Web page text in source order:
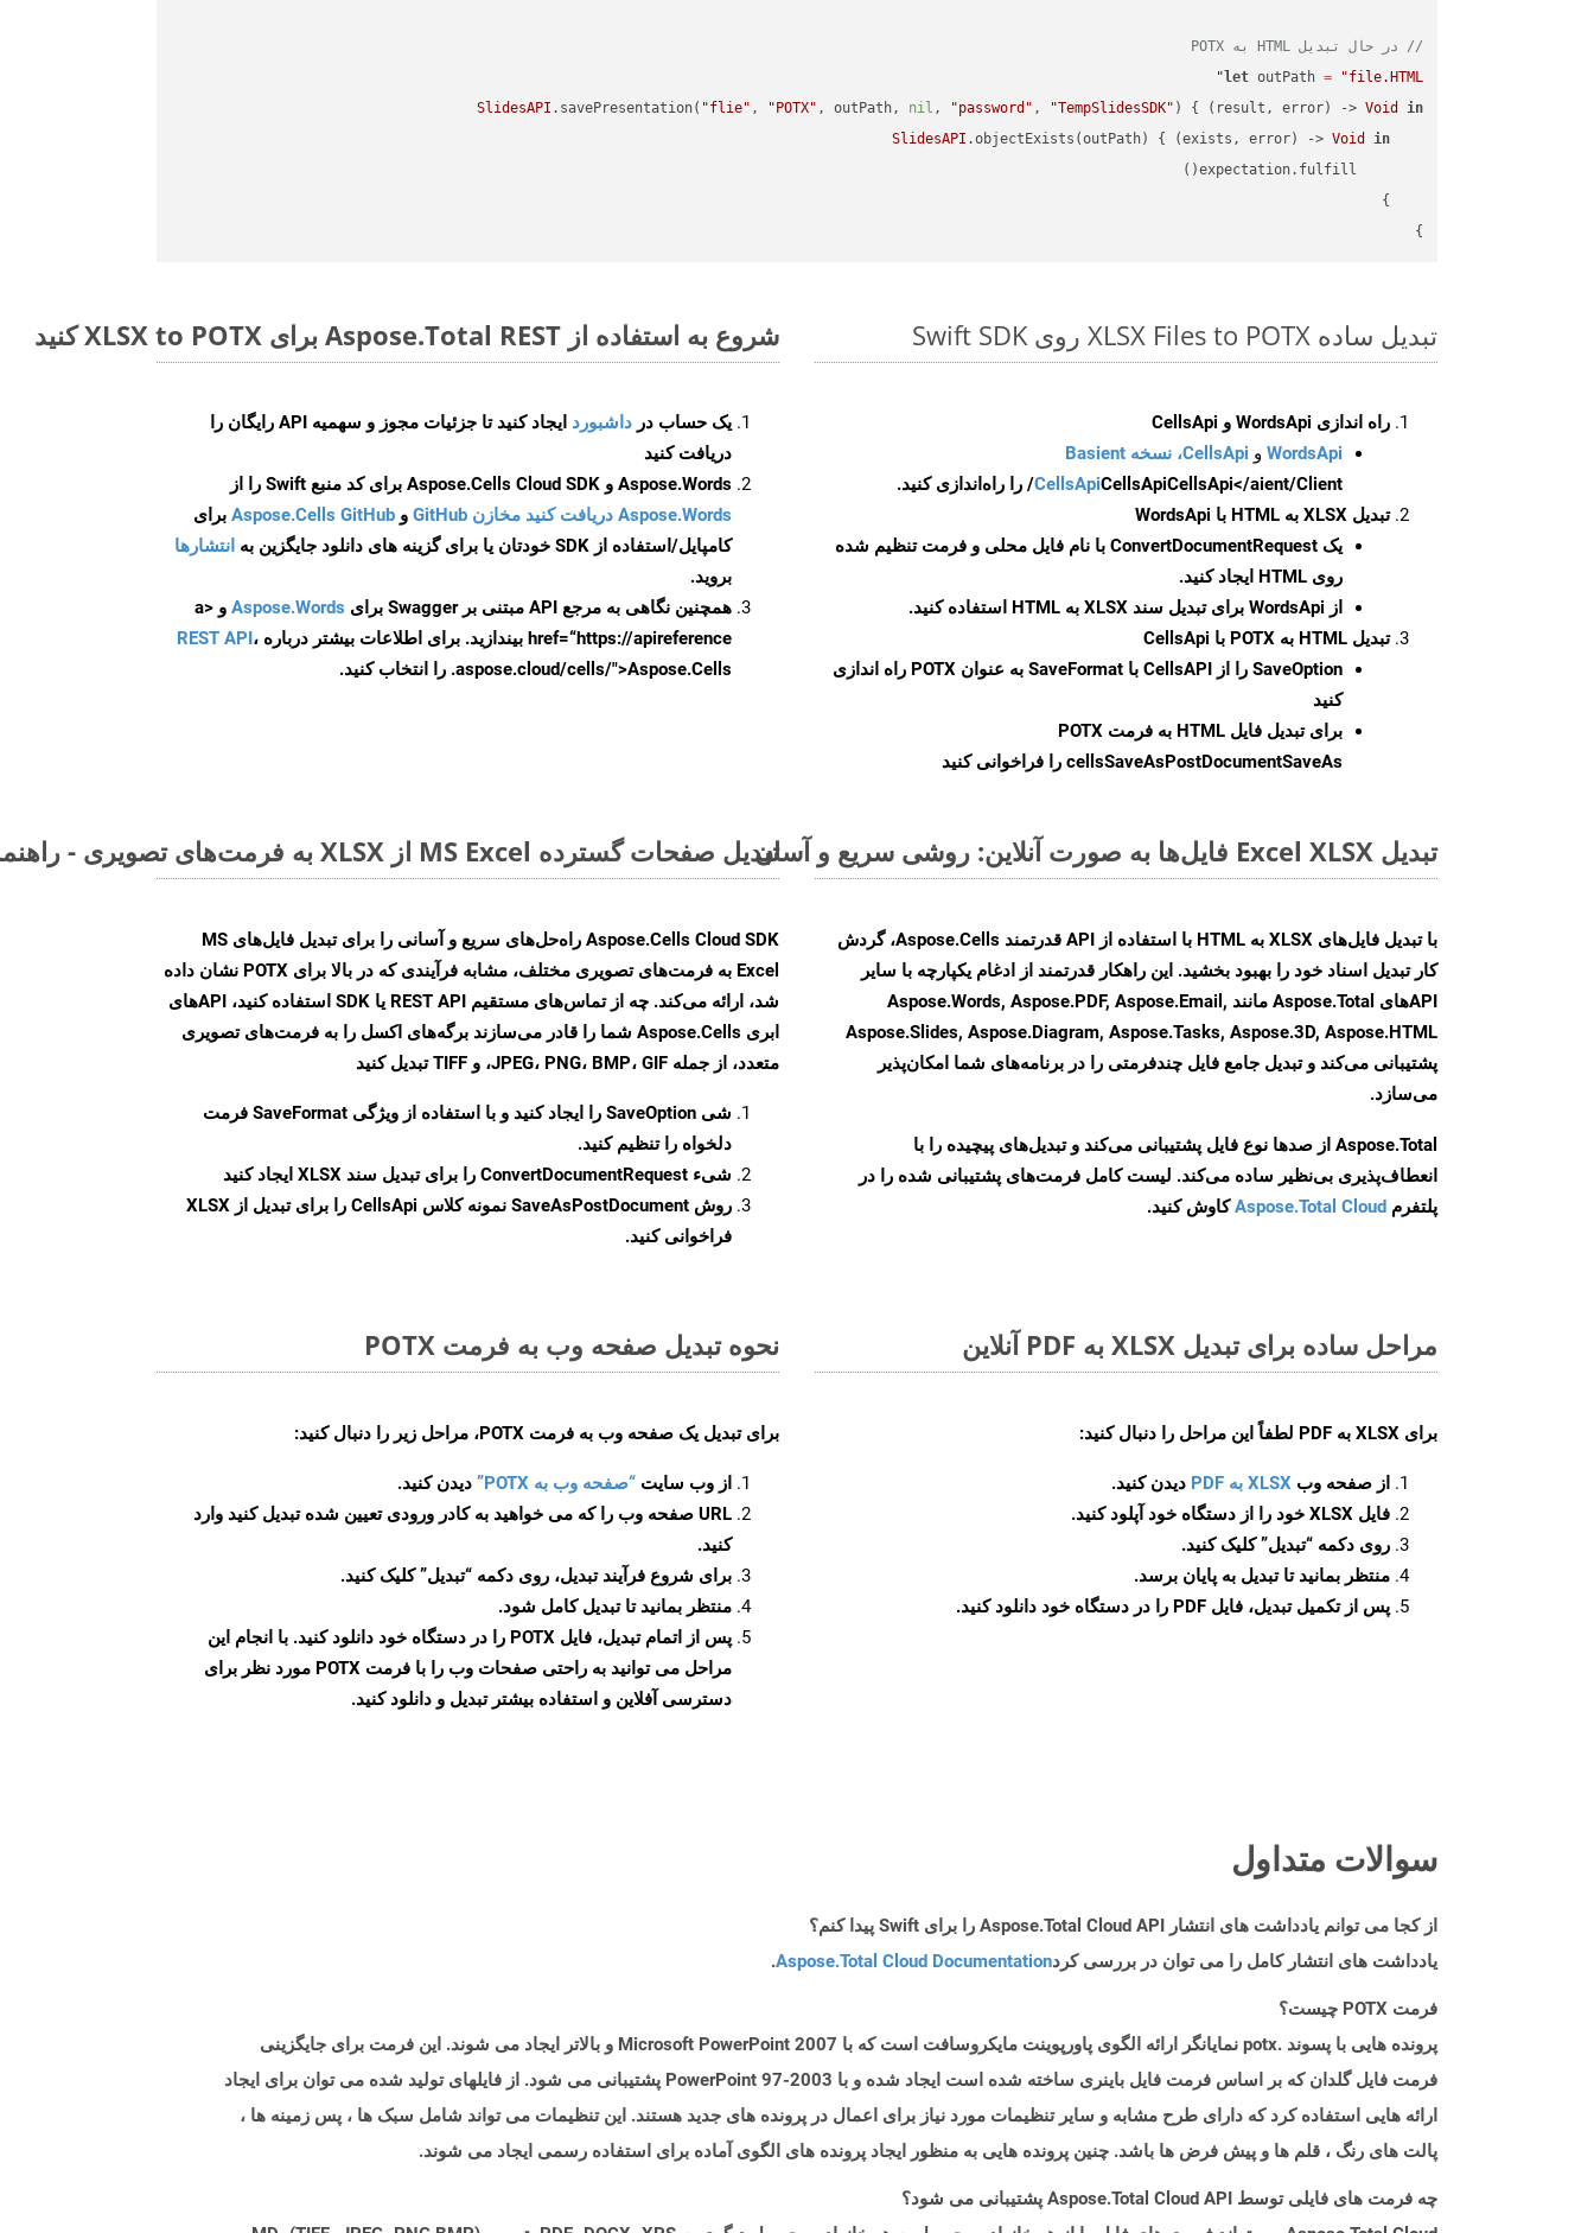
// در حال تبدیل HTML به POTX
let outPath =
"file.HTML"
SlidesAPI .savePresentation( "flie" , "POTX" , outPath, nil , "password" , "TempSlidesSDK" ) { (result, error) -> Void
in
SlidesAPI .objectExists(outPath) { (exists, error) -> Void
in
}
تبدیل ساده XLSX Files to POTX روی Swift SDK
راه اندازی WordsApi و CellsApi
WordsApi و CellsApi، نسخه Basient
CellsApiCellsApiCellsApi</aient/Client/ را راه‌اندازی کنید.
تبدیل XLSX به HTML با WordsApi
یک ConvertDocumentRequest با نام فایل محلی و فرمت تنظیم شده
روی HTML ایجاد کنید.
از WordsApi برای تبدیل سند XLSX به HTML استفاده کنید.
تبدیل HTML به POTX با CellsApi
SaveOption
را از CellsAPI با SaveFormat به عنوان POTX راه اندازی
کنید
برای تبدیل فایل HTML به فرمت
POTX
cellsSaveAsPostDocumentSaveAs را فراخوانی کنید
شروع به استفاده از Aspose.Total REST برای XLSX to POTX کنید
یک حساب در داشبورد
ایجاد کنید تا جزئیات مجوز و سهمیه API رایگان را
دریافت کنید
Aspose.Words و Aspose.Cells Cloud SDK برای کد منبع Swift را از
Aspose.Words دریافت کنید مخازن GitHub
و Aspose.Cells GitHub برای
کامپایل/استفاده از SDK خودتان یا برای گزینه های دانلود جایگزین به
انتشارها
بروید.
همچنین نگاهی به مرجع API مبتنی بر Swagger برای
Aspose.Words
و <a
href=“https://apireference بیندازید. برای اطلاعات بیشتر درباره
REST API،
.aspose.cloud/cells/">Aspose.Cells را انتخاب کنید.
تبدیل Excel XLSX فایل‌ها به صورت آنلاین: روشی سریع و آسان
با تبدیل فایل‌های XLSX به HTML با استفاده از API قدرتمند Aspose.Cells، گردش
کار تبدیل اسناد خود را بهبود بخشید. این راهکار قدرتمند از ادغام یکپارچه با سایر
APIهای Aspose.Total مانند Aspose.Words, Aspose.PDF, Aspose.Email,
Aspose.Slides, Aspose.Diagram, Aspose.Tasks, Aspose.3D, Aspose.HTML
پشتیبانی می‌کند و تبدیل جامع فایل چندفرمتی را در برنامه‌های شما امکان‌پذیر
می‌سازد.
Aspose.Total از صدها نوع فایل پشتیبانی می‌کند و تبدیل‌های پیچیده را با
انعطاف‌پذیری بی‌نظیر ساده می‌کند. لیست کامل فرمت‌های پشتیبانی شده را در
پلتفرم Aspose.Total Cloudکاوش کنید.
تبدیل صفحات گسترده MS Excel از XLSX به فرمت‌های تصویری - راهنمای گام به گام
Aspose.Cells Cloud SDK راه‌حل‌های سریع و آسانی را برای تبدیل فایل‌های MS
Excel به فرمت‌های تصویری مختلف، مشابه فرآیندی که در بالا برای POTX نشان داده
شد، ارائه می‌کند. چه از تماس‌های مستقیم REST API یا SDK استفاده کنید، APIهای
ابری Aspose.Cells شما را قادر می‌سازند برگه‌های اکسل را به فرمت‌های تصویری
متعدد، از جمله JPEG، PNG، BMP، GIF، و TIFF تبدیل کنید
شی SaveOption را ایجاد کنید و با استفاده از ویژگی SaveFormat فرمت
دلخواه را تنظیم کنید.
شیء ConvertDocumentRequest را برای تبدیل سند XLSX ایجاد کنید
روش SaveAsPostDocument
نمونه کلاس CellsApi را برای تبدیل از XLSX
فراخوانی کنید.
مراحل ساده برای تبدیل XLSX به PDF آنلاین
برای XLSX به PDF لطفاً این مراحل را دنبال کنید:
از صفحه وب XLSX به PDF
دیدن کنید.
فایل XLSX خود را از دستگاه خود آپلود کنید.
روی دکمه “تبدیل”کلیک کنید.
منتظر بمانید تا تبدیل به پایان برسد.
پس از تکمیل تبدیل، فایل PDF را در دستگاه خود دانلود کنید.
نحوه تبدیل صفحه وب به فرمت POTX
برای تبدیل یک صفحه وب به فرمت POTX، مراحل زیر را دنبال کنید:
از وب سایت “صفحه وب به POTX”
دیدن کنید.
URL صفحه وب را که می خواهید به کادر ورودی تعیین شده تبدیل کنید وارد
کنید.
برای شروع فرآیند تبدیل، روی دکمه “تبدیل” کلیک کنید.
منتظر بمانید تا تبدیل کامل شود.
پس از اتمام تبدیل، فایل POTX را در دستگاه خود دانلود کنید. با انجام این
مراحل می توانید به راحتی صفحات وب را با فرمت POTX مورد نظر برای
دسترسی آفلاین و استفاده بیشتر تبدیل و دانلود کنید.
سوالات متداول
از کجا می توانم یادداشت های انتشار Aspose.Total Cloud API را برای Swift پیدا کنم؟
یادداشت های انتشار کامل را می توان در بررسی کردAspose.Total Cloud Documentation
.
فرمت POTX چیست؟
پرونده هایی با پسوند .potx نمایانگر ارائه الگوی پاورپوینت مایکروسافت است که با Microsoft PowerPoint 2007 و بالاتر ایجاد می شوند. این فرمت برای جایگزینی
فرمت فایل گلدان که بر اساس فرمت فایل باینری ساخته شده است ایجاد شده و با PowerPoint 97-2003 پشتیبانی می شود. از فایلهای تولید شده می توان برای ایجاد
ارائه هایی استفاده کرد که دارای طرح مشابه و سایر تنظیمات مورد نیاز برای اعمال در پرونده های جدید هستند. این تنظیمات می تواند شامل سبک ها ، پس زمینه ها ،
پالت های رنگ ، قلم ها و پیش فرض ها باشد. چنین پرونده هایی به منظور ایجاد پرونده های الگوی آماده برای استفاده رسمی ایجاد می شوند.
چه فرمت های فایلی توسط Aspose.Total Cloud API پشتیبانی می شود؟